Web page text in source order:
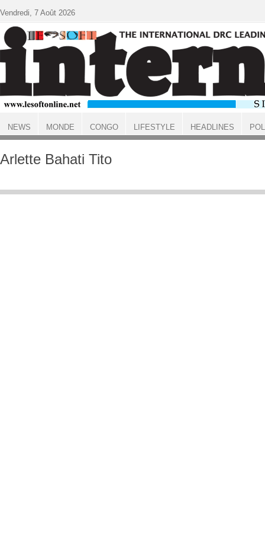
ACCUEIL
Arlette Bahati Tito
Vendredi, 7 Août 2026
NEWS MONDE CONGO LIFESTYLE HEADLINES